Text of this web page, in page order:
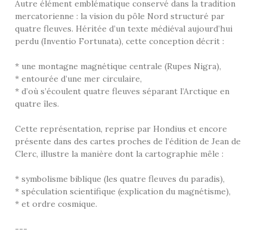
Autre élément emblématique conservé dans la tradition
mercatorienne : la vision du pôle Nord structuré par
quatre fleuves. Héritée d’un texte médiéval aujourd’hui
perdu (Inventio Fortunata), cette conception décrit :
* une montagne magnétique centrale (Rupes Nigra),
* entourée d’une mer circulaire,
* d’où s’écoulent quatre fleuves séparant l’Arctique en
quatre îles.
Cette représentation, reprise par Hondius et encore
présente dans des cartes proches de l’édition de Jean de
Clerc, illustre la manière dont la cartographie mêle :
* symbolisme biblique (les quatre fleuves du paradis),
* spéculation scientifique (explication du magnétisme),
* et ordre cosmique.
---